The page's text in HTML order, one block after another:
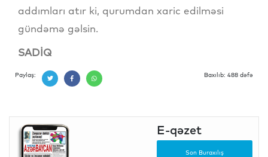
addımları atır ki, qurumdan xaric edilməsi
gündəmə gəlsin.
SADİQ
Paylaş: Baxılıb: 488 dəfə
E-qəzet
Son Buraxılış